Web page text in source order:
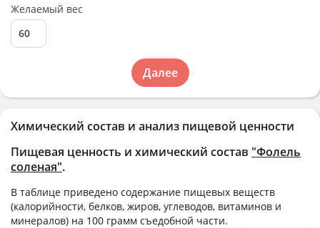
Химический состав и анализ пищевой ценности
Пищевая ценность и химический состав "Фолель
соленая".
В таблице приведено содержание пищевых веществ
(калорийности, белков, жиров, углеводов, витаминов и
минералов) на 100 грамм съедобной части.
Желаемый вес
Далее